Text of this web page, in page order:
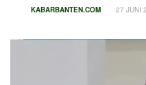
KABARBANTEN.COM 27 JUNI